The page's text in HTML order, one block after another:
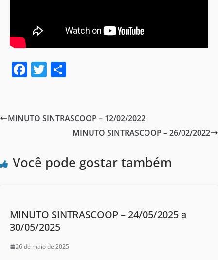
F
e
o
T
er e
MINUTO SINTRASCOOP – 12/02/2022
MINUTO SINTRASCOOP – 26/02/2022
Você pode gostar também
MINUTO SINTRASCOOP – 24/05/2025 a
30/05/2025
26 de maio de 2025